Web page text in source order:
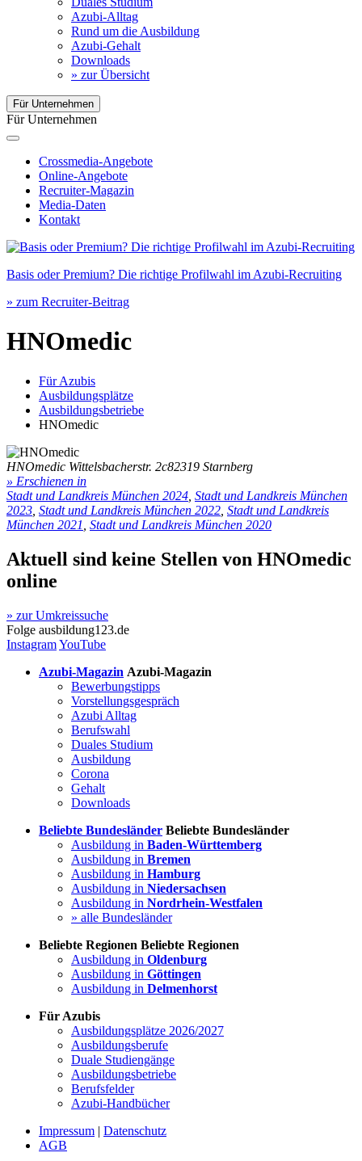
Azubi-Alltag
Rund um die Ausbildung
Azubi-Gehalt
Downloads
» zur Übersicht
Für Unternehmen
Für Unternehmen
Crossmedia-Angebote
Online-Angebote
Recruiter-Magazin
Media-Daten
Kontakt
Basis oder Premium? Die richtige Profilwahl im Azubi-Recruiting
» zum Recruiter-Beitrag
HNOmedic
Für Azubis
Ausbildungsplätze
Ausbildungsbetriebe
HNOmedic
HNOmedic Wittelsbacherstr. 2c82319 Starnberg
» Erschienen in
Stadt und Landkreis München 2024 Stadt und Landkreis München
2023 Stadt und Landkreis München 2022 Stadt und Landkreis
München 2021 Stadt und Landkreis München 2020
Aktuell sind keine Stellen von HNOmedic
online
» zur Umkreissuche
Folge ausbildung123.de
InstagramYouTube
Azubi-Magazin Azubi-Magazin
Bewerbungstipps
Vorstellungsgespräch
Azubi Alltag
Berufswahl
Duales Studium
Ausbildung
Corona
Gehalt
Downloads
Beliebte Bundesländer Beliebte Bundesländer
Ausbildung in Baden-Württemberg
Ausbildung in Bremen
Ausbildung in Hamburg
Ausbildung in Niedersachsen
Ausbildung in Nordrhein-Westfalen
» alle Bundesländer
Beliebte Regionen Beliebte Regionen
Ausbildung in Oldenburg
Ausbildung in Göttingen
Ausbildung in Delmenhorst
Für Azubis
Ausbildungsplätze 2026/2027
Ausbildungsberufe
Duale Studiengänge
Ausbildungsbetriebe
Berufsfelder
Azubi-Handbücher
Impressum | Datenschutz
AGB